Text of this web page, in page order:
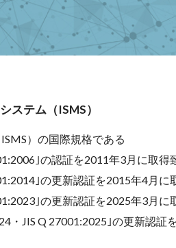
ステム（ISMS）
）の国際規格である
｣の認証を2011年3月に取得
｣の更新認証を2015年4月に
｣の更新認証を2025年3月に
・JIS Q 27001:2025｣の更新認証